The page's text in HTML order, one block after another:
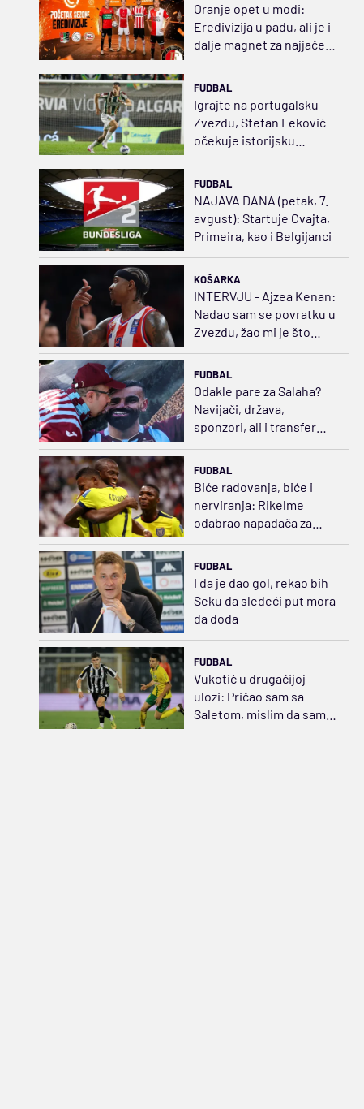
Oranje opet u modi:
Eredivizija u padu, ali je i
dalje magnet za najjače
FUDBAL
Igrajte na portugalsku
Zvezdu, Stefan Leković
očekuje istorijsku
sezonu
FUDBAL
NAJAVA DANA (petak, 7.
avgust): Startuje Cvajta,
Primeira, kao i Belgijanci
KOŠARKA
INTERVJU - Ajzea Kenan:
Nadao sam se povratku u
Zvezdu, žao mi je što
FUDBAL
Odakle pare za Salaha?
Navijači, država,
sponzori, ali i transfer
FUDBAL
Biće radovanja, biće i
nerviranja: Rikelme
odabrao napadača za
Boku i razbuktao požar
FUDBAL
I da je dao gol, rekao bih
Seku da sledeći put mora
da doda
FUDBAL
Vukotić u drugačijoj
ulozi: Pričao sam sa
Saletom, mislim da sam